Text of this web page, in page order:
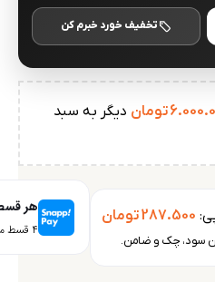
تخفیف خورد خبرم کن
تومان دیگر به سبد
287.500تومان هر
۴ قسط ماهانه. بدون سود، چک و ضامن.